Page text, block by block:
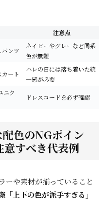
注意点
ンツ
ネイビーやグレーなど同系
色が無難
ート
ハレの日には落ち着いた統
一感が必要
ニク
ドレスコードを必ず確認
配色のNGポイン
意すべき代表例
ーや素材が揃っていること
「上下の色が派手すぎる」